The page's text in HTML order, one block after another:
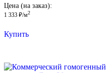
Цена (на заказ):
1 333 ₽/м2
Купить